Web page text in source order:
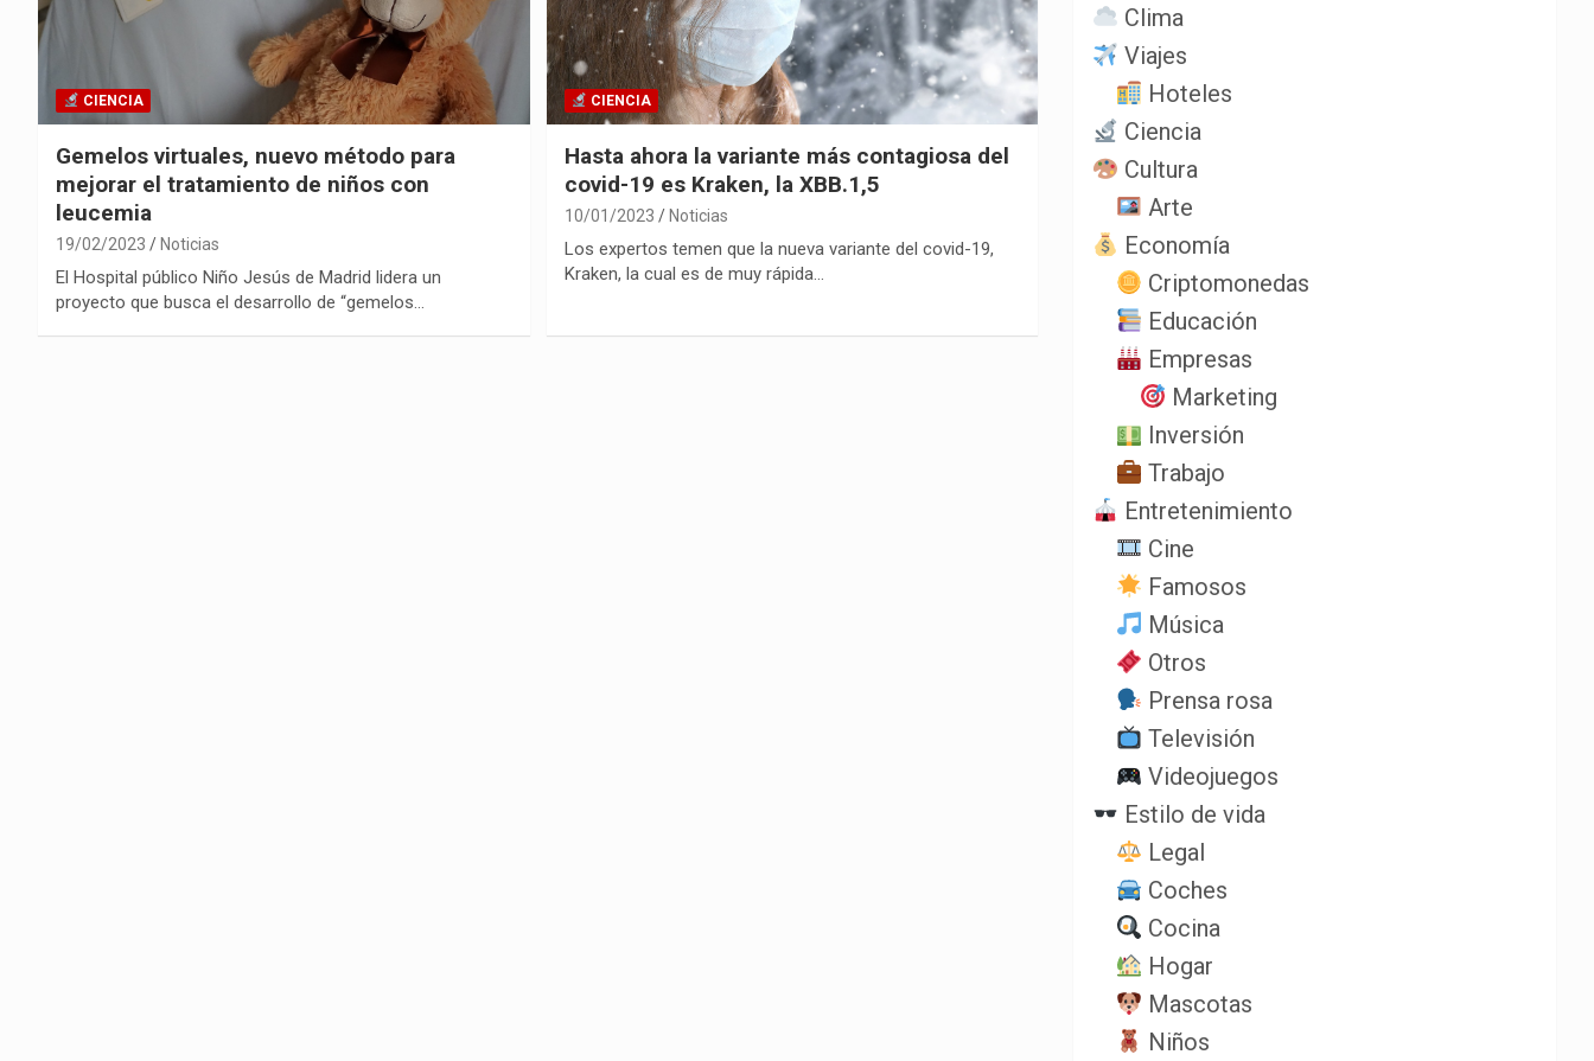
CIENCIA
Gemelos virtuales, nuevo método para
mejorar el tratamiento de niños con
leucemia
19/02/2023 Noticias
El Hospital público Niño Jesús de Madrid lidera un
proyecto que busca el desarrollo de “gemelos…
CIENCIA
Hasta ahora la variante más contagiosa del
covid-19 es Kraken, la XBB.1,5
10/01/2023 Noticias
Los expertos temen que la nueva variante del covid-19,
Kraken, la cual es de muy rápida…
Clima
Viajes
Hoteles
Ciencia
Cultura
Arte
Economía
Criptomonedas
Educación
Empresas
Marketing
Inversión
Trabajo
Entretenimiento
Cine
Famosos
Música
Otros
Prensa rosa
Televisión
Videojuegos
Estilo de vida
Legal
Coches
Cocina
Hogar
Mascotas
Niños